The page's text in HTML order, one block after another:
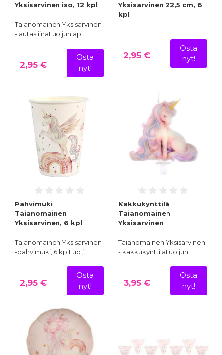
Yksisarvinen iso, 12 kpl
Taianomainen Yksisarvinen
-lautasliinaLuo juhlap…
2,95 €
Osta
nyt!
Yksisarvinen 22,5 cm, 6
kpl
2,95 €
Osta
nyt!
Pahvimuki
Taianomainen
Yksisarvinen, 6 kpl
Taianomainen Yksisarvinen
-pahvimuki, 6 kplLuo j…
2,95 €
Osta
nyt!
Kakkukynttilä
Taianomainen
Yksisarvinen
Taianomainen Yksisarvinen
- kakkukynttiläLuo juh…
3,95 €
Osta
nyt!